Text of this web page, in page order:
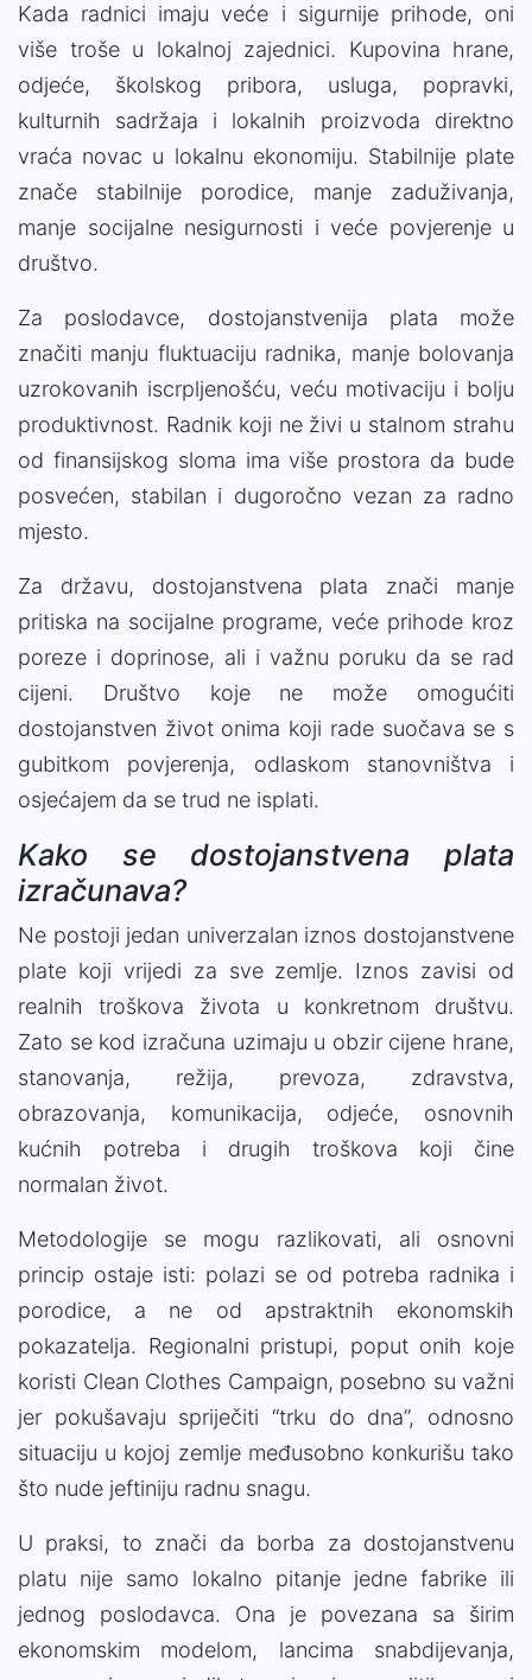
Kada radnici imaju veće i sigurnije prihode, oni
više troše u lokalnoj zajednici. Kupovina hrane,
odjeće, školskog pribora, usluga, popravki,
kulturnih sadržaja i lokalnih proizvoda direktno
vraća novac u lokalnu ekonomiju. Stabilnije plate
znače stabilnije porodice, manje zaduživanja,
manje socijalne nesigurnosti i veće povjerenje u
društvo.
Za poslodavce, dostojanstvenija plata može
značiti manju fluktuaciju radnika, manje bolovanja
uzrokovanih iscrpljenošću, veću motivaciju i bolju
produktivnost. Radnik koji ne živi u stalnom strahu
od finansijskog sloma ima više prostora da bude
posvećen, stabilan i dugoročno vezan za radno
mjesto.
Za državu, dostojanstvena plata znači manje
pritiska na socijalne programe, veće prihode kroz
poreze i doprinose, ali i važnu poruku da se rad
cijeni. Društvo koje ne može omogućiti
dostojanstven život onima koji rade suočava se s
gubitkom povjerenja, odlaskom stanovništva i
osjećajem da se trud ne isplati.
Kako se dostojanstvena plata
izračunava?
Ne postoji jedan univerzalan iznos dostojanstvene
plate koji vrijedi za sve zemlje. Iznos zavisi od
realnih troškova života u konkretnom društvu.
Zato se kod izračuna uzimaju u obzir cijene hrane,
stanovanja, režija, prevoza, zdravstva,
obrazovanja, komunikacija, odjeće, osnovnih
kućnih potreba i drugih troškova koji čine
normalan život.
Metodologije se mogu razlikovati, ali osnovni
princip ostaje isti: polazi se od potreba radnika i
porodice, a ne od apstraktnih ekonomskih
pokazatelja. Regionalni pristupi, poput onih koje
koristi Clean Clothes Campaign, posebno su važni
jer pokušavaju spriječiti “trku do dna”, odnosno
situaciju u kojoj zemlje međusobno konkurišu tako
što nude jeftiniju radnu snagu.
U praksi, to znači da borba za dostojanstvenu
platu nije samo lokalno pitanje jedne fabrike ili
jednog poslodavca. Ona je povezana sa širim
ekonomskim modelom, lancima snabdijevanja,